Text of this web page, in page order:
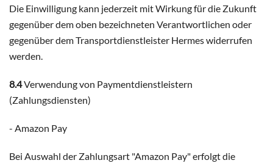
Die Einwilligung kann jederzeit mit Wirkung für die Zukunft
gegenüber dem oben bezeichneten Verantwortlichen oder
gegenüber dem Transportdienstleister Hermes widerrufen
werden.
8.4Verwendung von Paymentdienstleistern
(Zahlungsdiensten)
- Amazon Pay
Bei Auswahl der Zahlungsart "Amazon Pay" erfolgt die